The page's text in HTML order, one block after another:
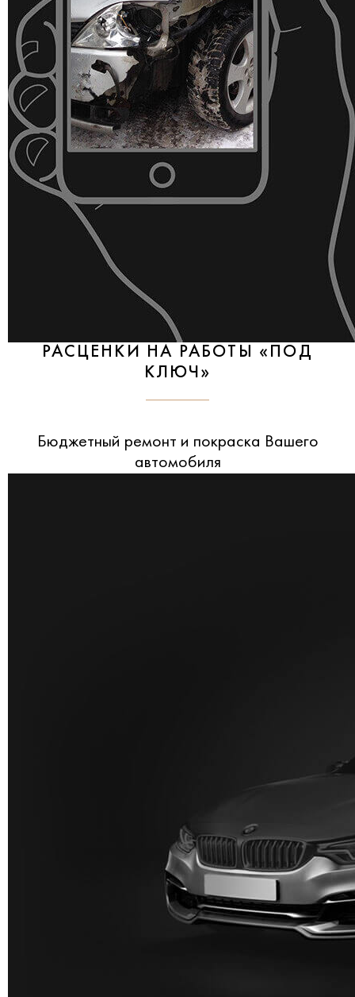
РАСЦЕНКИ НА РАБОТЫ «ПОД
КЛЮЧ»
Бюджетный ремонт и покраска Вашего
автомобиля